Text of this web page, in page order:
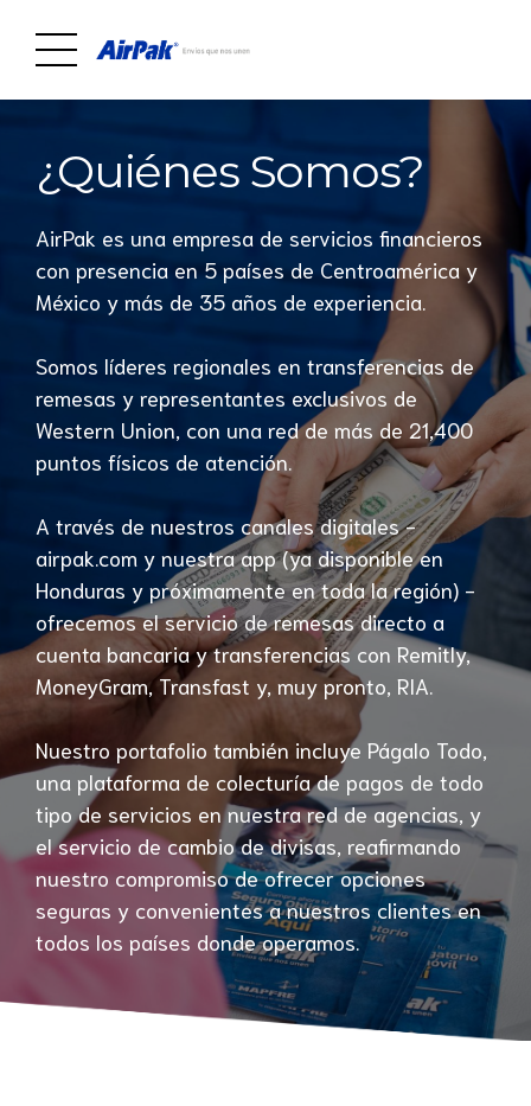
¿Quiénes Somos?
AirPak es una empresa de servicios financieros
con presencia en 5 países de Centroamérica y
México y más de 35 años de experiencia.
Somos líderes regionales en transferencias de
remesas y representantes exclusivos de
Western Union, con una red de más de 21,400
puntos físicos de atención.
A través de nuestros canales digitales -
airpak.com y nuestra app (ya disponible en
Honduras y próximamente en toda la región) -
ofrecemos el servicio de remesas directo a
cuenta bancaria y transferencias con Remitly,
MoneyGram, Transfast y, muy pronto, RIA.
Nuestro portafolio también incluye Págalo Todo,
una plataforma de colecturía de pagos de todo
tipo de servicios en nuestra red de agencias, y
el servicio de cambio de divisas, reafirmando
nuestro compromiso de ofrecer opciones
seguras y convenientes a nuestros clientes en
todos los países donde operamos.